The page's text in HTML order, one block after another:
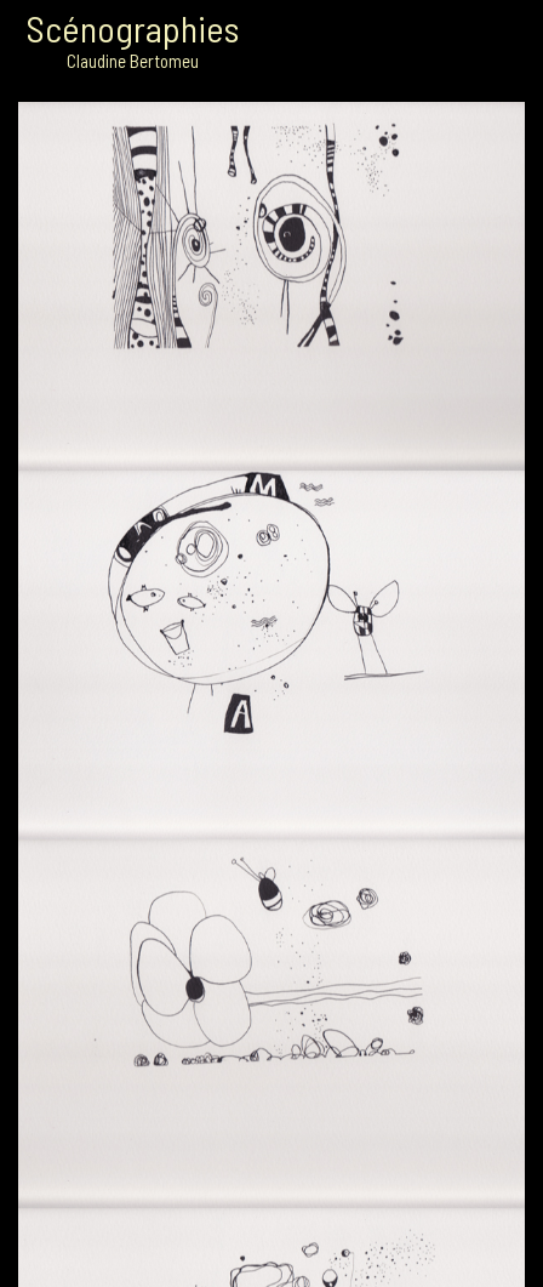
Scénographies
Claudine Bertomeu